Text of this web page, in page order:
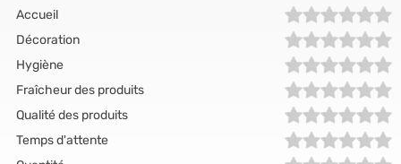
Accueil
Décoration
Hygiène
Fraîcheur des produits
Qualité des produits
Temps d'attente